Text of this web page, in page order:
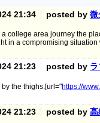
21:34 posted by 微
college area journey the
in a compromising
21:23 posted by
the thighs.[url="https://
21:23 posted by 高